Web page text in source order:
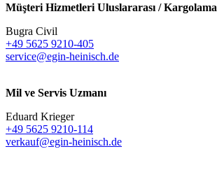
Müşteri Hizmetleri Uluslararası / Kargolama
Bugra Civil
+49 5625 9210-405
service@egin-heinisch.de
Mil ve Servis Uzmanı
Eduard Krieger
+49 5625 9210-114
verkauf@egin-heinisch.de